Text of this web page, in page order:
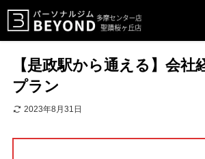
【是政駅から通える】会社
プラン
2023年8月31日